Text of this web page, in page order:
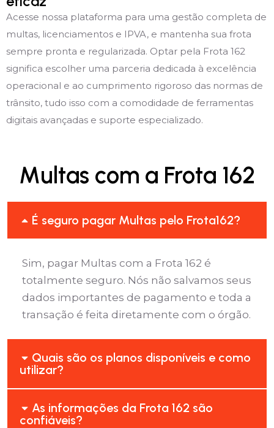
Acesse nossa plataforma para uma gestão completa de
multas, licenciamentos e IPVA, e mantenha sua frota
sempre pronta e regularizada. Optar pela Frota 162
significa escolher uma parceria dedicada à excelência
operacional e ao cumprimento rigoroso das normas de
trânsito, tudo isso com a comodidade de ferramentas
digitais avançadas e suporte especializado.
Multas com a Frota 162
É seguro pagar Multas pelo Frota162?
Sim, pagar Multas com a Frota 162 é
totalmente seguro. Nós não salvamos seus
dados importantes de pagamento e toda a
transação é feita diretamente com o órgão.
Quais são os planos disponíveis e como
utilizar?
As informações da Frota 162 são
confiáveis?